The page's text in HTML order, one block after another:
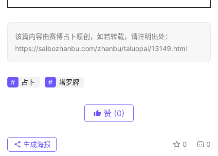
该篇内容由赛博占卜原创，如若转载，请注明出处：
https://saibozhanbu.com/zhanbu/taluopai/13149.html
占卜 塔罗牌
赞 (0)
0 0
生成海报